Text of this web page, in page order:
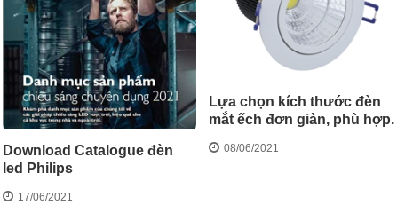
Download Catalogue đèn
led Philips
17/06/2021
Lựa chọn kích thước đèn
mắt ếch đơn giản, phù hợp.
08/06/2021